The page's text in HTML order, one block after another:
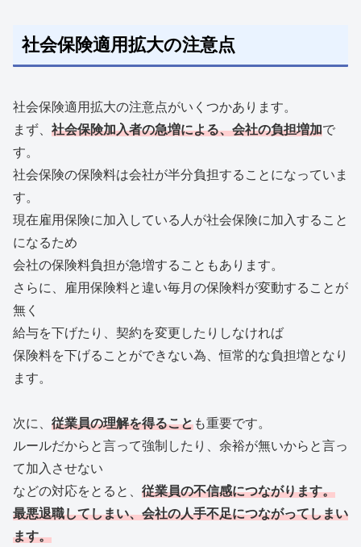
社会保険適用拡大の注意点
社会保険適用拡大の注意点がいくつかあります。
まず、 社会保険加入者の急増による、会社の負担増加で
す。
社会保険の保険料は会社が半分負担することになっていま
す。
現在雇用保険に加入している人が社会保険に加入すること
になるため
会社の保険料負担が急増することもあります。
さらに、雇用保険料と違い毎月の保険料が変動することが
無く
給与を下げたり、契約を変更したりしなければ
保険料を下げることができない為、恒常的な負担増となり
ます。
次に、 従業員の理解を得ることも重要です。
ルールだからと言って強制したり、余裕が無いからと言っ
て加入させない
などの対応をとると、 従業員の不信感につながります。
最悪退職してしまい、会社の人手不足につながってしまい
ます。